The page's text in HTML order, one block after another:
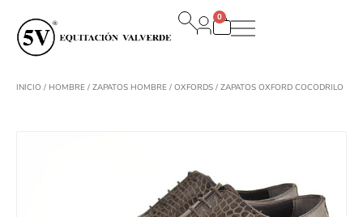
contenido
0
Carrito
INICIO / HOMBRE / ZAPATOS HOMBRE / OXFORDS / ZAPATOS OXFORD COCODRILO